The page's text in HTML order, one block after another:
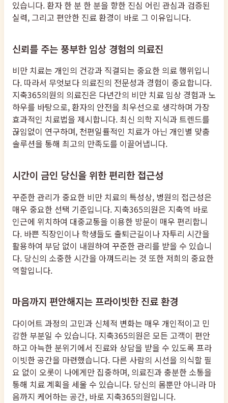
있습니다. 환자 한 분 한 분을 향한 진심 어린 관심과 검증된
실력, 그리고 편안한 진료 환경이 바로 그 이유입니다.
신뢰를 주는 풍부한 임상 경험의 의료진
비만 치료는 개인의 건강과 직결되는 중요한 의료 행위입니
다. 따라서 무엇보다 의료진의 전문성과 경험이 중요합니다.
지축365의원의 의료진은 다년간의 비만 치료 임상 경험과 노
하우를 바탕으로, 환자의 안전을 최우선으로 생각하며 가장
효과적인 치료법을 제시합니다. 최신 의학 지식과 트렌드를
끊임없이 연구하며, 천편일률적인 치료가 아닌 개인별 맞춤
솔루션을 통해 최고의 만족도를 이끌어냅니다.
시간이 금인 당신을 위한 편리한 접근성
꾸준한 관리가 중요한 비만 치료의 특성상, 병원의 접근성은
매우 중요한 선택 기준입니다. 지축365의원은 지축역 바로
인근에 위치하여 대중교통을 이용한 방문이 매우 편리합니
다. 바쁜 직장인이나 학생들도 출퇴근길이나 자투리 시간을
활용하여 부담 없이 내원하여 꾸준한 관리를 받을 수 있습니
다. 당신의 소중한 시간을 아껴드리는 것 또한 저희의 중요한
역할입니다.
마음까지 편안해지는 프라이빗한 진료 환경
다이어트 과정의 고민과 신체적 변화는 매우 개인적이고 민
감한 부분일 수 있습니다. 지축365의원은 모든 고객이 편안
하고 아늑한 분위기에서 진료와 상담을 받을 수 있도록 프라
이빗한 공간을 마련했습니다. 다른 사람의 시선을 의식할 필
요 없이 오롯이 나에게만 집중하며, 의료진과 충분한 소통을
통해 치료 계획을 세울 수 있습니다. 당신의 몸뿐만 아니라 마
음까지 케어하는 공간, 바로 지축365의원입니다.